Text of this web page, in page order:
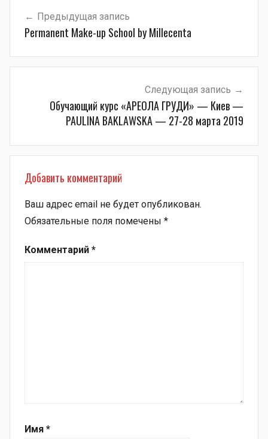
по
Предыдущая запись
Permanent Make-up School by Millecenta
Следующая запись
Обучающий курс «АРЕОЛА ГРУДИ» — Киев —
PAULINA BAKLAWSKA — 27-28 марта 2019
Добавить комментарий
Ваш адрес email не будет опубликован.
Обязательные поля помечены *
Комментарий *
Имя *